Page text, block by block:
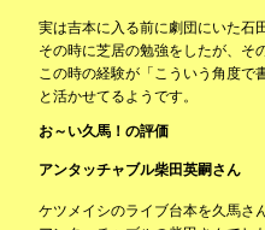
実は吉本に入る前に劇団にいた石
その時に芝居の勉強をしたが、そ
この時の経験が「こういう角度で
と活かせてるようです。
お～い久馬！の評価
アンタッチャブル柴田英嗣さん
ケツメイシのライブ台本を久馬さ